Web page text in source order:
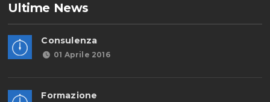
Ultime News
Consulenza
01 Aprile 2016
Formazione